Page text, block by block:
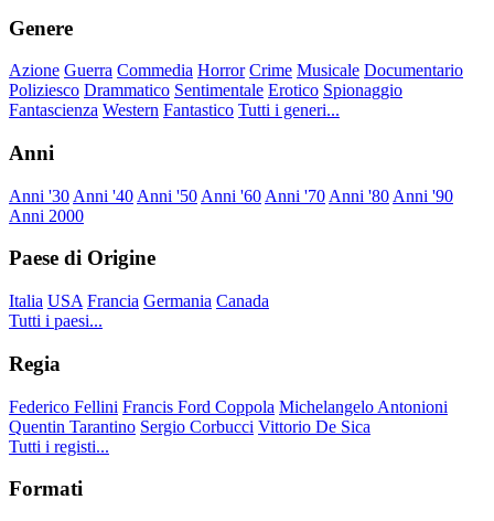
Genere
Azione Guerra Commedia Horror Crime Musicale Documentario
Poliziesco Drammatico Sentimentale Erotico Spionaggio
Fantascienza Western Fantastico Tutti i generi...
Anni
Anni '30 Anni '40 Anni '50 Anni '60 Anni '70 Anni '80 Anni '90
Anni 2000
Paese di Origine
Italia USA Francia Germania Canada
Tutti i paesi...
Regia
Federico Fellini Francis Ford Coppola Michelangelo Antonioni
Quentin Tarantino Sergio Corbucci Vittorio De Sica
Tutti i registi...
Formati